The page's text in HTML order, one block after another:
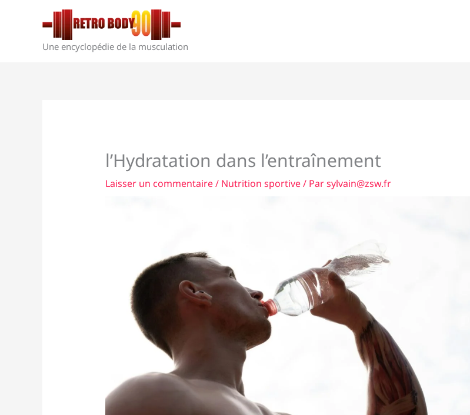
Une encyclopédie de la musculation
l’Hydratation dans l’entraînement
Laisser un commentaire/ Nutrition sportive/ Parsylvain@zsw.fr